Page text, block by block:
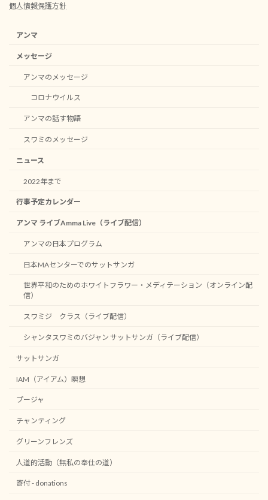
個人情報保護方針
アンマ
メッセージ
アンマのメッセージ
コロナウイルス
アンマの話す物語
スワミのメッセージ
ニュース
2022年まで
行事予定カレンダー
アンマ ライブAmma Live（ライブ配信）
アンマの日本プログラム
日本MAセンターでのサットサンガ
世界平和のためのホワイトフラワー・メディテーション（オンライン配
信）
スワミジ クラス（ライブ配信）
シャンタスワミのバジャン サットサンガ（ライブ配信）
サットサンガ
IAM（アイアム）瞑想
プージャ
チャンティング
グリーンフレンズ
人道的活動（無私の奉仕の道）
寄付 - donations